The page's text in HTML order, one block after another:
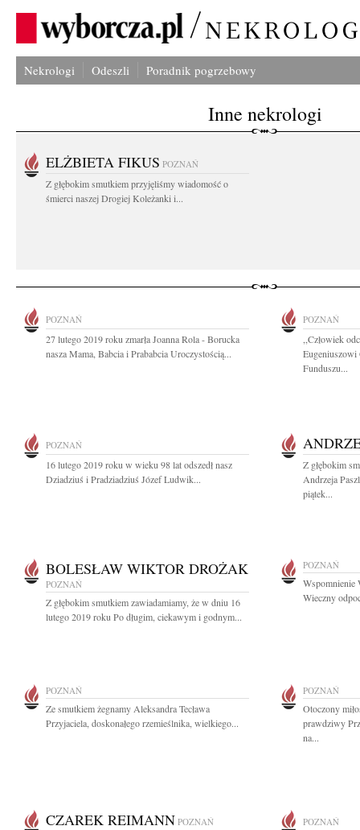
Nekrologi Odeszli Poradnik pogrzebowy
Inne nekrologi
ELŻBIETA FIKUS POZNAŃ
Z głębokim smutkiem przyjęliśmy wiadomość o
śmierci naszej Drogiej Koleżanki i...
POZNAŃ
27 lutego 2019 roku zmarła Joanna Rola - Borucka
nasza Mama, Babcia i Prababcia Uroczystością...
POZNAŃ
,,Człowiek
Eugeniuszowi
Funduszu...
POZNAŃ
16 lutego 2019 roku w wieku 98 lat odszedł nasz
Dziadziuś i Pradziadziuś Józef Ludwik...
Z głębokim
Andrzeja
piątek...
BOLESŁAW WIKTOR DROŻAK
POZNAŃ
Z głębokim smutkiem zawiadamiamy, że w dniu 16
lutego 2019 roku Po długim, ciekawym i godnym...
POZNAŃ
Wspomnienie
Wieczny
POZNAŃ
Ze smutkiem żegnamy Aleksandra Tecława
Przyjaciela, doskonałego rzemieślnika, wielkiego...
POZNAŃ
Otoczony
prawdziwy
na...
CZAREK REIMANN POZNAŃ POZNAŃ